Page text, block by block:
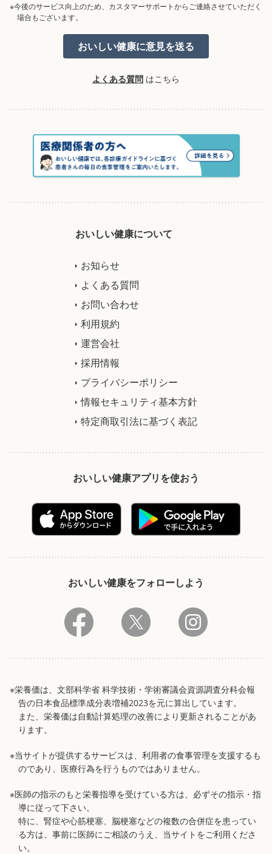
※今後のサービス向上のため、カスタマーサポートからご連絡させていただく
場合もございます。
よくある質問 はこちら
おいしい健康について
お知らせ
よくある質問
お問い合わせ
利用規約
運営会社
採用情報
プライバシーポリシー
情報セキュリティ基本方針
特定商取引法に基づく表記
おいしい健康アプリを使おう
おいしい健康をフォローしよう
※栄養価は、文部科学省 科学技術・学術審議会資源調査分科会報
告の日本食品標準成分表増補2023を元に算出しています。
また、栄養価は自動計算処理の改善により更新されることがあ
ります。
※当サイトが提供するサービスは、利用者の食事管理を支援するも
のであり、医療行為を行うものではありません。
※医師の指示のもと栄養指導を受けている方は、必ずその指示・指
導に従って下さい。
特に、腎症や心筋梗塞、脳梗塞などの複数の合併症を患ってい
る方は、事前に医師にご相談のうえ、当サイトをご利用くださ
い。